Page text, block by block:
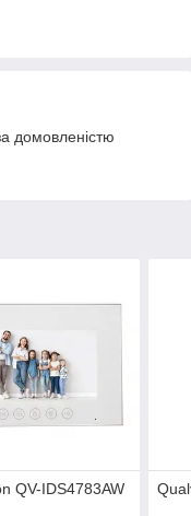
домовленістю
QV-IDS4783AW